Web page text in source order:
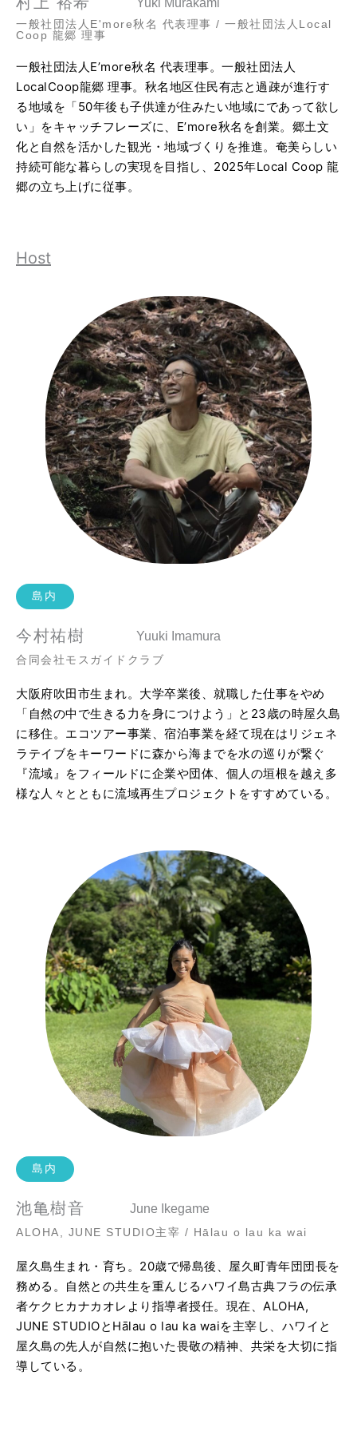
Yuki Murakami
一般社団法人E'more秋名 代表理事 / 一般社団法人Local
Coop 龍郷 理事
一般社団法人E’more秋名 代表理事。一般社団法人
LocalCoop龍郷 理事。秋名地区住民有志と過疎が進行す
る地域を「50年後も子供達が住みたい地域にであって欲し
い」をキャッチフレーズに、E’more秋名を創業。郷土文
化と自然を活かした観光・地域づくりを推進。奄美らしい
持続可能な暮らしの実現を目指し、2025年Local Coop 龍
郷の立ち上げに従事。
Host
島内
今村祐樹 Yuuki Imamura
合同会社モスガイドクラブ
大阪府吹田市生まれ。大学卒業後、就職した仕事をやめ
「自然の中で生きる力を身につけよう」と23歳の時屋久島
に移住。エコツアー事業、宿泊事業を経て現在はリジェネ
ラテイブをキーワードに森から海までを水の巡りが繋ぐ
『流域』をフィールドに企業や団体、個人の垣根を越え多
様な人々とともに流域再生プロジェクトをすすめている。
島内
池亀樹音 June Ikegame
ALOHA, JUNE STUDIO主宰 / Hālau o lau ka wai
屋久島生まれ・育ち。20歳で帰島後、屋久町青年団団長を
務める。自然との共生を重んじるハワイ島古典フラの伝承
者ケクヒカナカオレより指導者授任。現在、ALOHA,
JUNE STUDIOとHālau o lau ka waiを主宰し、ハワイと
屋久島の先人が自然に抱いた畏敬の精神、共栄を大切に指
導している。